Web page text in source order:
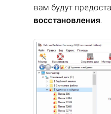
вам будут
восстановления.